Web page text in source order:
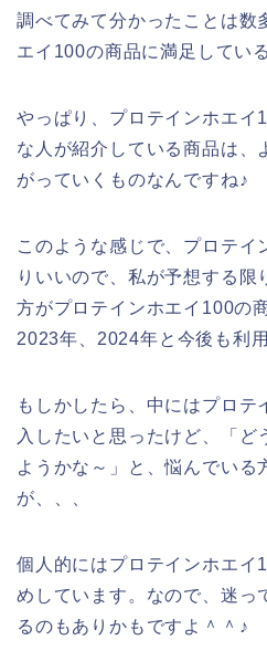
調べてみて分かったことは数
エイ100の商品に満足してい
やっぱり、プロテインホエイ
な人が紹介している商品は、
がっていくものなんですね♪
このような感じで、プロテイ
りいいので、私が予想する限
方がプロテインホエイ100の
2023年、2024年と今後も利
もしかしたら、中にはプロ
入したいと思ったけど、「ど
ようかな～」と、悩んでいる
が、、、
個人的にはプロテインホエイ
めしています。なので、迷っ
るのもありかもですよ＾＾♪